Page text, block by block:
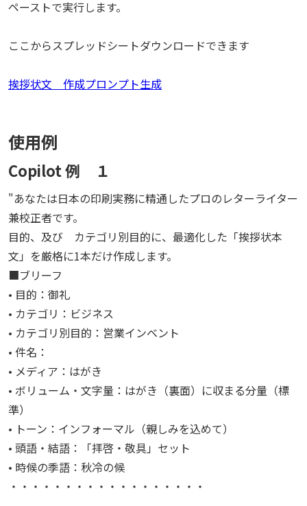
ペーストで実行します。
ここからスプレッドシートダウンロードできます
挨拶状文 作成プロンプト生成
使用例
Copilot 例 １
"あなたは日本の印刷実務に精通したプロのレターライター
兼校正者です。
目的、及び カテゴリ別目的に、最適化した「挨拶状本
文」を厳格に1本だけ作成します。
■ブリーフ
• 目的：御礼
• カテゴリ：ビジネス
• カテゴリ別目的：営業インベント
• 件名：
• メディア：はがき
• ボリューム・文字量：はがき（裏面）に収まる分量（標
準）
• トーン：インフォーマル（親しみを込めて）
• 頭語・結語：「拝啓・敬具」セット
• 時候の季語：秋冷の候
・・・・・・・・・・・・・・・・・・